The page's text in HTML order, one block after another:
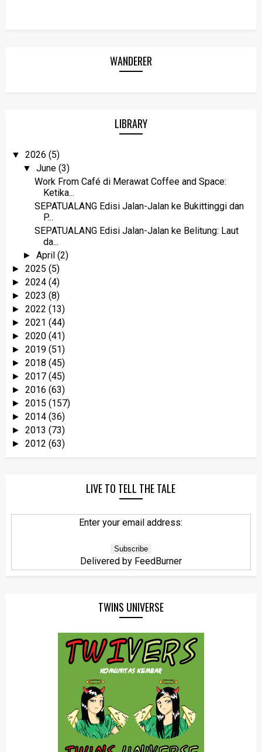
WANDERER
LIBRARY
▼ 2026 (5)
▼June(3)
Work From Café di Merawat Coffee and Space:
Ketika...
SEPATUALANG Edisi Jalan-Jalan ke Bukittinggi dan
P...
SEPATUALANG Edisi Jalan-Jalan ke Belitung: Laut
da...
►April(2)
► 2025 (5)
► 2024 (4)
► 2023 (8)
► 2022 (13)
► 2021 (44)
► 2020 (41)
► 2019 (51)
► 2018 (45)
► 2017 (45)
► 2016 (63)
► 2015 (157)
► 2014 (36)
► 2013 (73)
► 2012 (63)
LIVE TO TELL THE TALE
Enter your email address:
Delivered by FeedBurner
TWINS UNIVERSE